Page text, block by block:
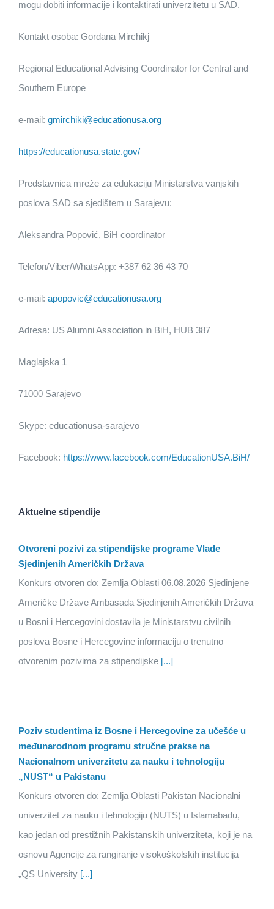
mogu dobiti informacije i kontaktirati univerzitetu u SAD.
Kontakt osoba: Gordana Mirchikj
Regional Educational Advising Coordinator for Central and
Southern Europe
e-mail: gmirchiki@educationusa.org
https://educationusa.state.gov/
Predstavnica mreže za edukaciju Ministarstva vanjskih
poslova SAD sa sjedištem u Sarajevu:
Aleksandra Popović, BiH coordinator
Telefon/Viber/WhatsApp: +387 62 36 43 70
e-mail: apopovic@educationusa.org
Adresa: US Alumni Association in BiH, HUB 387
Maglajska 1
71000 Sarajevo
Skype: educationusa-sarajevo
Facebook: https://www.facebook.com/EducationUSA.BiH/
Aktuelne stipendije
Otvoreni pozivi za stipendijske programe Vlade
Sjedinjenih Američkih Država
Konkurs otvoren do: Zemlja Oblasti 06.08.2026 Sjedinjene
Američke Države Ambasada Sjedinjenih Američkih Država
u Bosni i Hercegovini dostavila je Ministarstvu civilnih
poslova Bosne i Hercegovine informaciju o trenutno
otvorenim pozivima za stipendijske [...]
Poziv studentima iz Bosne i Hercegovine za učešće u
međunarodnom programu stručne prakse na
Nacionalnom univerzitetu za nauku i tehnologiju
„NUST“ u Pakistanu
Konkurs otvoren do: Zemlja Oblasti Pakistan Nacionalni
univerzitet za nauku i tehnologiju (NUTS) u Islamabadu,
kao jedan od prestižnih Pakistanskih univerziteta, koji je na
osnovu Agencije za rangiranje visokoškolskih institucija
„QS University [...]